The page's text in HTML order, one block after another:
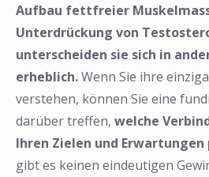
Aufbau fettfreier
Unterdrückung von
unterscheiden sie sich in
erheblich.Wenn Sie ihre
verstehen, können Sie eine
darüber treffen, welche
Ihren Zielen und Erwartungen
gibt es keinen eindeutigen